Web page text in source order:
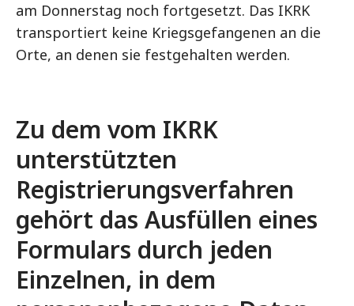
am Donnerstag noch fortgesetzt. Das IKRK
transportiert keine Kriegsgefangenen an die
Orte, an denen sie festgehalten werden.
Zu dem vom IKRK
unterstützten
Registrierungsverfahren
gehört das Ausfüllen eines
Formulars durch jeden
Einzelnen, in dem